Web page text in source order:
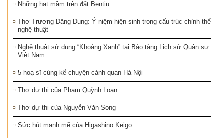
Những hạt mầm trên đất Bentiu
Thơ Trương Đăng Dung: Ý niệm hiện sinh trong cấu trúc chỉnh thể
nghệ thuật
Nghệ thuật sử dụng “Khoảng Xanh” tại Bảo tàng Lịch sử Quân sự
Việt Nam
5 hoạ sĩ cùng kể chuyện cảnh quan Hà Nội
Thơ dự thi của Phạm Quỳnh Loan
Thơ dự thi của Nguyễn Văn Song
Sức hút mạnh mẽ của Higashino Keigo